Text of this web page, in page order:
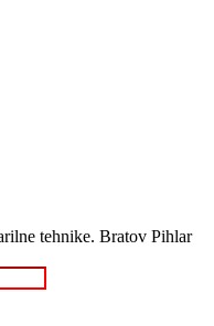
tehnike. Bratov Pihlar